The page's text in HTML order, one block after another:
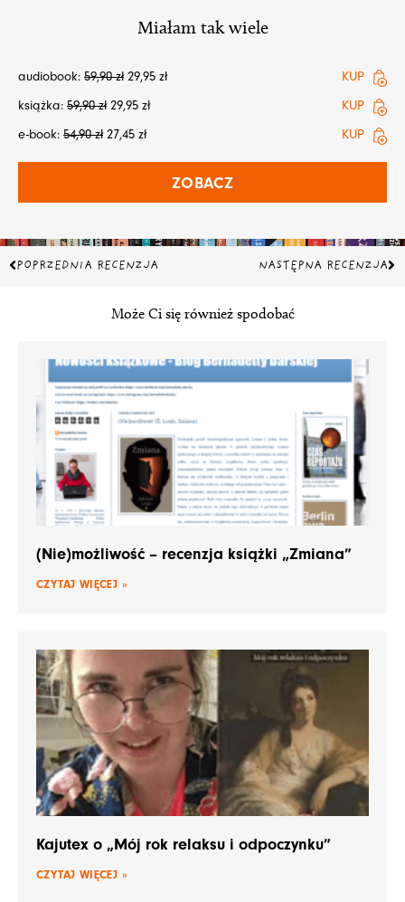
Miałam tak wiele
audiobook: 59,90zł 29,95 zł
KUP
książka: 59,90zł 29,95 zł
KUP
e-book: 54,90zł 27,45 zł KUP
ZOBACZ
Prev
POPRZEDNIA RECENZJA NASTĘPNA RECENZJA
Może Ci się również spodobać
(Nie)możliwość – recenzja książki „Zmiana”
CZYTAJ WIĘCEJ »
Kajutex o „Mój rok relaksu i odpoczynku”
CZYTAJ WIĘCEJ »